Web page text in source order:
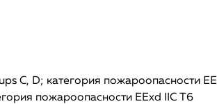
C, D; категория пожароопасности
пожароопасности EЕxd IIC T6